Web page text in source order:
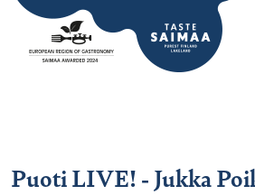
Puoti LIVE! - Jukka